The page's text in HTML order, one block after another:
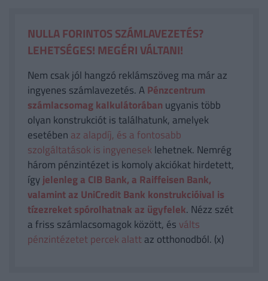
NULLA FORINTOS SZÁMLAVEZETÉS?
LEHETSÉGES! MEGÉRI VÁLTANI!
Nem csak jól hangzó reklámszöveg ma már az
ingyenes számlavezetés. APénzcentrum
számlacsomag kalkulátorában ugyanis több
olyan konstrukciót is találhatunk, amelyek
esetében az alapdíj, és a fontosabb
szolgáltatások is ingyenesek lehetnek. Nemrég
három pénzintézet is komoly akciókat hirdetett,
ígyjelenleg a CIB Bank, a Raiffeisen Bank,
valamint az UniCredit Bank konstrukcióival is
tízezreket spórolhatnak az ügyfelek. Nézz szét
a friss számlacsomagok között, és válts
pénzintézetet percek alattaz otthonodból. (x)